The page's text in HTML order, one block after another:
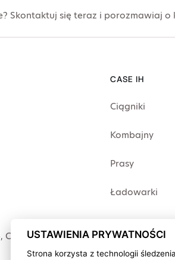
Skontaktuj się teraz i porozmawiaj
, Chojnice,Człuchów ,
CASE IH
Ciągniki
Kombajny
Prasy
Ładowarki
USTAWIENIA PRYWATNOŚCI
Strona korzysta z technologii